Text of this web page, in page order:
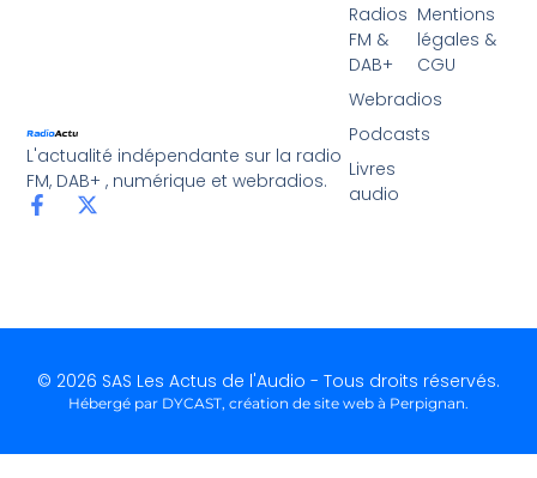
L'actualité indépendante sur la radio
FM, DAB+ , numérique et webradios.
Radios
FM &
DAB+
Webradios
Podcasts
Livres
audio
Mentions
légales &
CGU
© 2026 SAS Les Actus de l'Audio - Tous droits réservés.
Hébergé par DYCAST, création de site web à Perpignan.